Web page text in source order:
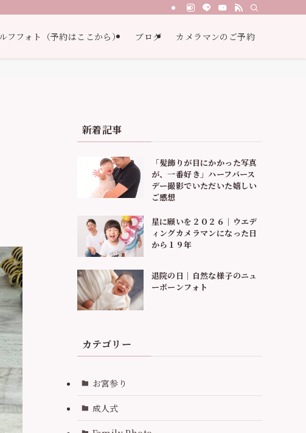
フフォト（予約はここから） ブログ カメラマンのご予約
新着記事
「髪飾りが目にかかった写真
が、一番好き」ハーフバース
デー撮影でいただいた嬉しい
ご感想
星に願いを２０２６｜ウエデ
ィングカメラマンになった日
から１９年
退院の日｜自然な様子のニュ
ーボーンフォト
カテゴリー
お宮参り
成人式